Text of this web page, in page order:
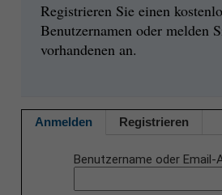
Registrieren Sie einen
Benutzernamen oder melden
vorhandenen an.
Anmelden Registrieren
Benutzername oder Email-